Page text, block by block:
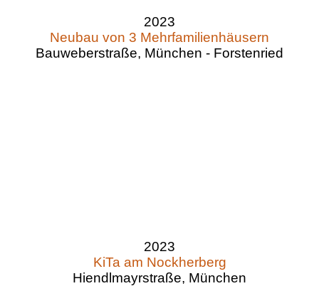
2023
Neubau von 3 Mehrfamilienhäusern
Bauweberstraße, München - Forstenried
2023
KiTa am Nockherberg
Hiendlmayrstraße, München